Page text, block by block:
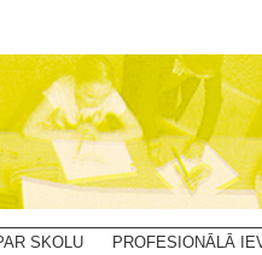
SKOLU PROFESIONĀLĀ